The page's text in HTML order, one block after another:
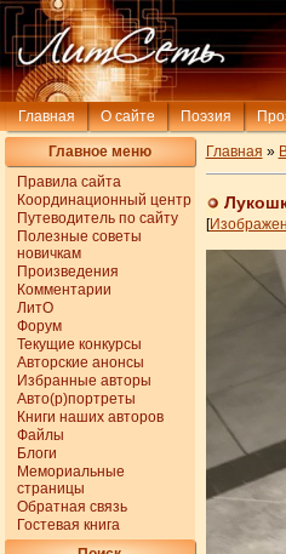
Главная О сайте Поэзия
Главное меню
Правила сайта
Координационный центр
Путеводитель по сайту
Полезные советы
новичкам
Произведения
Комментарии
ЛитО
Форум
Текущие конкурсы
Авторские анонсы
Избранные авторы
Авто(р)портреты
Книги наших авторов
Файлы
Блоги
Мемориальные
страницы
Обратная связь
Гостевая книга
Главная »
[